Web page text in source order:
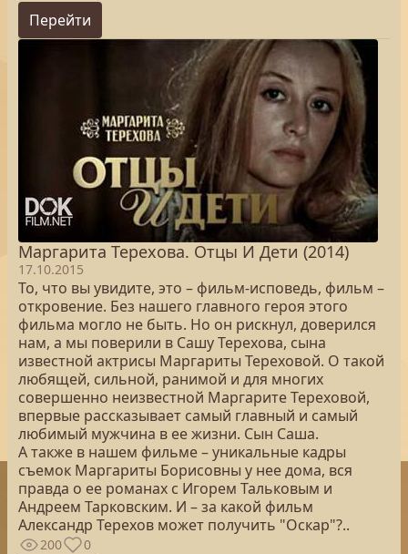
Перейти
Маргарита Терехова. Отцы И Дети (2014)
17.10.2015
То, что вы увидите, это – фильм-исповедь, фильм –
откровение. Без нашего главного героя этого
фильма могло не быть. Но он рискнул, доверился
нам, а мы поверили в Сашу Терехова, сына
известной актрисы Маргариты Тереховой. О такой
любящей, сильной, ранимой и для многих
совершенно неизвестной Маргарите Тереховой,
впервые рассказывает самый главный и самый
любимый мужчина в ее жизни. Сын Саша.
А также в нашем фильме – уникальные кадры
съемок Маргариты Борисовны у нее дома, вся
правда о ее романах с Игорем Тальковым и
Андреем Тарковским. И – за какой фильм
Александр Терехов может получить "Оскар"?..
200 0